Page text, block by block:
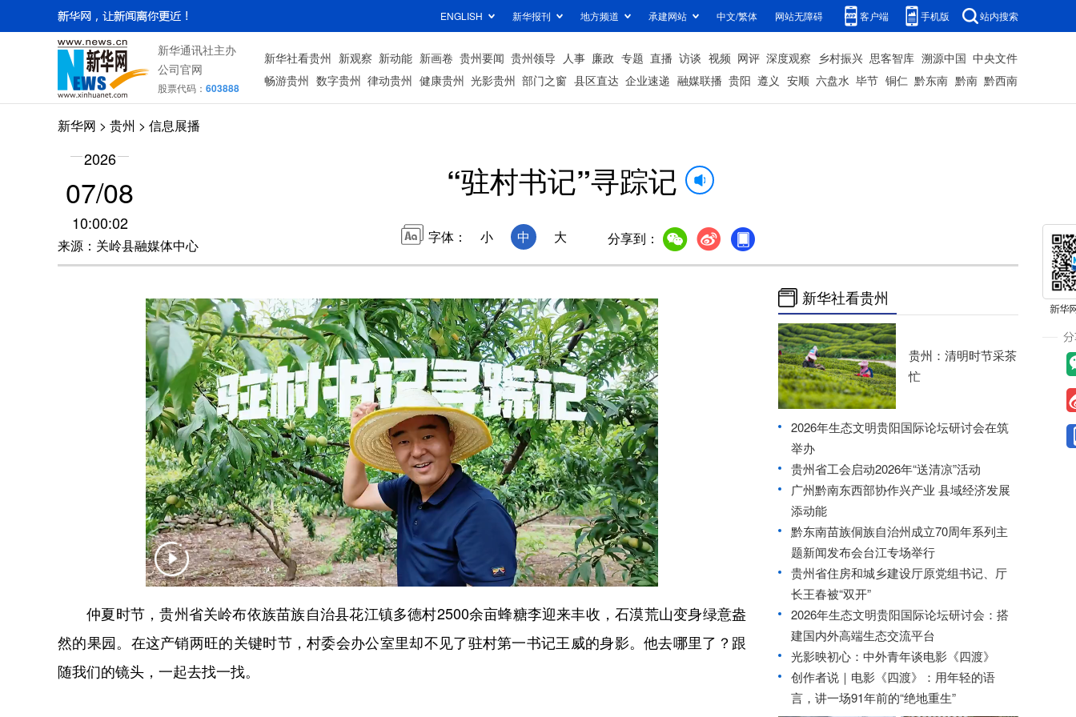
ENGLISH 新华报刊 地方频道 承建网站 中文/繁体 网站无障碍 客户端 手机版 站内搜索
新华通讯社主办
公司官网
股票代码： 603888
新华社看贵州 新观察 新动能 新画卷 贵州要闻 贵州领导 人事 廉政 专题 直播 访谈 视频 网评 深度观察 乡村振兴 思客智库 溯源中国 中央文件
畅游贵州 数字贵州 律动贵州 健康贵州 光影贵州 部门之窗 县区直达 企业速递 融媒联播 贵阳 遵义 安顺 六盘水 毕节 铜仁 黔东南 黔南 黔西南
新华网 > 贵州 > 信息展播
2026
07/08
10:00:02
来源：关岭县融媒体中心
“驻村书记”寻踪记
字体： 小 中 大 分享到：
仲夏时节，贵州省关岭布依族苗族自治县花江镇多德村2500余亩蜂糖李迎来丰收，石漠荒山变身绿意盎
然的果园。在这产销两旺的关键时节，村委会办公室里却不见了驻村第一书记王威的身影。他去哪里了？跟
随我们的镜头，一起去找一找。
新华社看贵州
贵州：清明时节采茶
忙
2026年生态文明贵阳国际论坛研讨会在筑
举办
贵州省工会启动2026年“送清凉”活动
广州黔南东西部协作兴产业 县域经济发展
添动能
黔东南苗族侗族自治州成立70周年系列主
题新闻发布会台江专场举行
贵州省住房和城乡建设厅原党组书记、厅
长王春被“双开”
2026年生态文明贵阳国际论坛研讨会：搭
建国内外高端生态交流平台
光影映初心：中外青年谈电影《四渡》
创作者说｜电影《四渡》：用年轻的语
言，讲一场91年前的“绝地重生”